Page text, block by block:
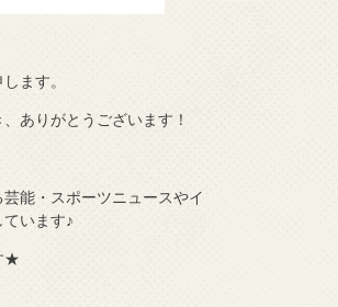
ます。
ありがとうございます！
能・スポーツニュースやイ
います♪
★